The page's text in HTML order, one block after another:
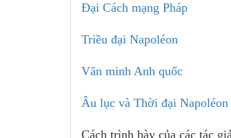
Đại Cách mạng Pháp
Triều đại Napoléon
Văn minh Anh quốc
Âu lục và Thời đại Napoléon
Cách trình bày của các tác